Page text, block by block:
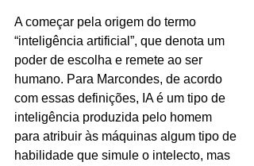
A começar pela origem do termo
“inteligência artificial”, que denota um
poder de escolha e remete ao ser
humano. Para Marcondes, de acordo
com essas definições, IA é um tipo de
inteligência produzida pelo homem
para atribuir às máquinas algum tipo de
habilidade que simule o intelecto, mas